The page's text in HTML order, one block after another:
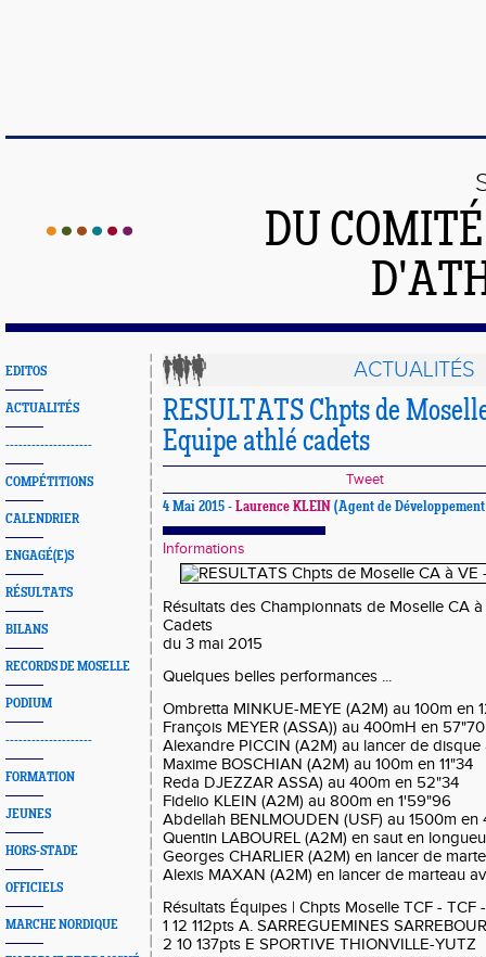
DU
EDITOS
ACTUALITÉS
--------------------
COMPÉTITIONS
CALENDRIER
ENGAGÉ(E)S
RÉSULTATS
BILANS
RECORDS DE MOSELLE
PODIUM
--------------------
FORMATION
JEUNES
HORS-STADE
OFFICIELS
MARCHE NORDIQUE
ACTUALITÉS
RESULTATS Chpts de
Equipe athlé cadets
Tweet
4 Mai 2015 - Laurence KLEIN (Agent de
Informations
Résultats des Championnats de Moselle CA
Cadets
du 3 mai 2015
Quelques belles performances ...
Ombretta MINKUE-MEYE (A2M) au 100m en
François MEYER (ASSA)) au 400mH en 57"70
Alexandre PICCIN (A2M) au lancer de
Maxime BOSCHIAN (A2M) au 100m en 11"34
Reda DJEZZAR ASSA) au 400m en 52"34
Fidelio KLEIN (A2M) au 800m en 1'59"96
Abdellah BENLMOUDEN (USF) au 1500m
Quentin LABOUREL (A2M) en saut en
Georges CHARLIER (A2M) en lancer de
Alexis MAXAN (A2M) en lancer de marteau
Résultats Équipes | Chpts Moselle TCF - TCF -
1 12 112pts A. SARREGUEMINES
2 10 137pts E SPORTIVE THIONVILLE-YUTZ